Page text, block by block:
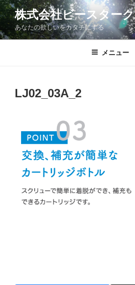
コ
ン
テ
ン
株式会社ビースターク
あなたの欲しいをカタチにする
メニュー
LJ02_03A_2